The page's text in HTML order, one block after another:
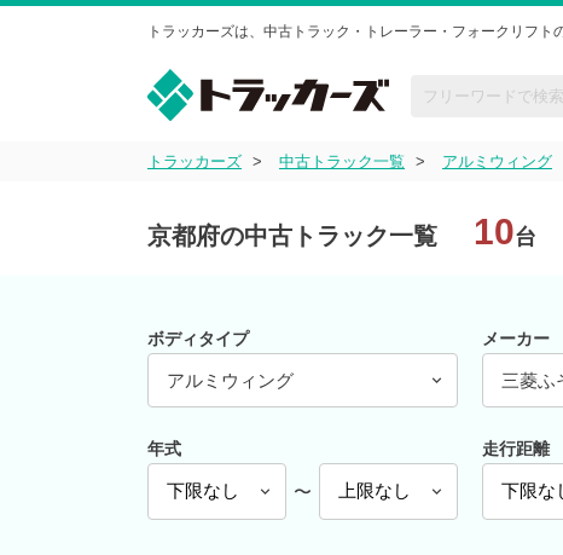
トラッカーズは、中古トラック・トレーラー・フォークリフト
トラッカーズ 中古トラック一覧 アルミウィング
京都府の中古トラック一覧 10台
ボディタイプ
アルミウィング
メーカー
三菱ふ
年式
〜
走行距離